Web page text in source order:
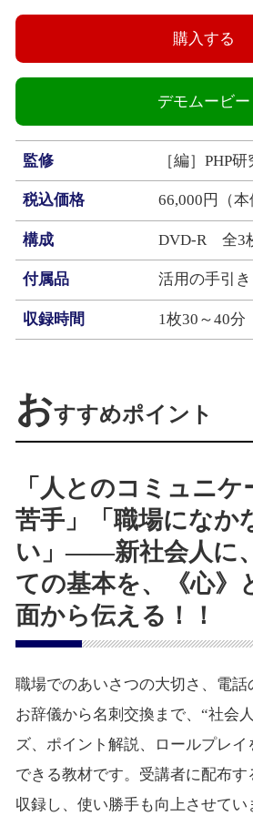
購入する
デモムービー
監修 ［編］PHP
税込価格 66,000円（本
構成 DVD‐R 全3
付属品 活用の手引き
収録時間 1枚30～40分
おすすめポイント
「人とのコミュニ
苦手」「職場になか
い」――新社会人に
ての基本を、《心》
面から伝える！！
職場でのあいさつの大切さ、電話
お辞儀から名刺交換まで、“社会
ズ、ポイント解説、ロールプレ
できる教材です。受講者に配布す
収録し、使い勝手も向上させてい